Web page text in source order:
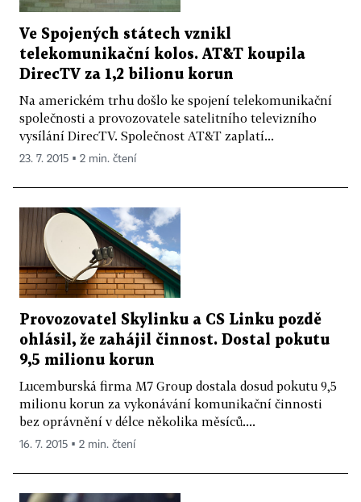
Ve Spojených státech vznikl
telekomunikační kolos. AT&T koupila
DirecTV za 1,2 bilionu korun
Na americkém trhu došlo ke spojení telekomunikační
společnosti a provozovatele satelitního televizního
vysílání DirecTV. Společnost AT&T zaplatí...
23. 7. 2015 ▪ 2 min. čtení
Provozovatel Skylinku a CS Linku pozdě
ohlásil, že zahájil činnost. Dostal pokutu
9,5 milionu korun
Lucemburská firma M7 Group dostala dosud pokutu 9,5
milionu korun za vykonávání komunikační činnosti
bez oprávnění v délce několika měsíců....
16. 7. 2015 ▪ 2 min. čtení